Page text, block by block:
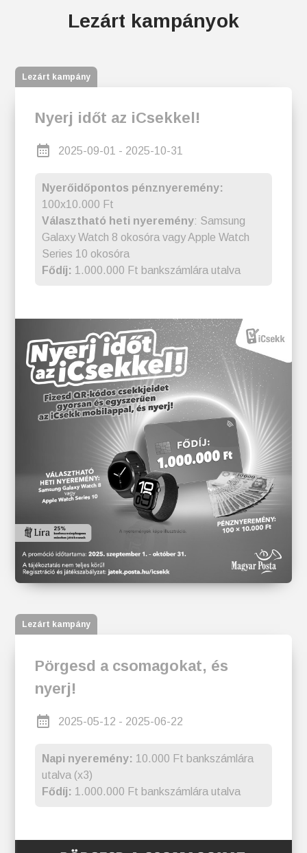
Lezárt kampányok
Lezárt kampány
Nyerj időt az iCsekkel!
2025-09-01 - 2025-10-31
Nyerőidőpontos pénznyeremény:
100x10.000 Ft
Választható heti nyeremény: Samsung
Galaxy Watch 8 okosóra vagy Apple Watch
Series 10 okosóra
Fődíj: 1.000.000 Ft bankszámlára utalva
Lezárt kampány
Pörgesd a csomagokat, és
nyerj!
2025-05-12 - 2025-06-22
Napi nyeremény: 10.000 Ft bankszámlára
utalva (x3)
Fődíj: 1.000.000 Ft bankszámlára utalva